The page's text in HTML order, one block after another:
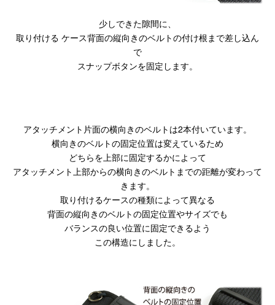
少しできた隙間に、
取り付ける ケース背面の縦向きのベルトの付け根まで差し込ん
で
スナップボタンを固定します。
アタッチメント片面の横向きのベルトは2本付いています。
横向きのベルトの固定位置は変えているため
どちらを上部に固定するかによって
アタッチメント上部からの横向きのベルトまでの距離が変わって
きます。
取り付けるケースの種類によって異なる
背面の縦向きのベルトの固定位置やサイズでも
バランスの良い位置に固定できるよう
この構造にしました。